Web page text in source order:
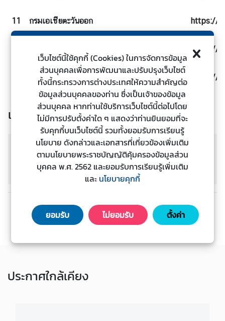
ะ
ย
11 กรมเอเชียตะวันออก https://
https://
กรมความร่วมมือระหว่างประเทศ https://
เอกสารประกอบ
2568_URL_ศูนย์ข้อมูลข่าวสาร
อิเล็กทรอนิกส์ของหน่วยงาน
ต่าง_ๆ_(เผยแพร่).pdf
ดาวน์โหลด
ก่อนหน้า ถัดไป
ประกาศใกล้เคียง
เว็บไซต์นี้ใช้คุกกี้ (Cookies) ในการจัดการข้อมูล
ส่วนบุคคลเพื่อการพัฒนาและปรับปรุงเว็บไซต์
ทั้งนี้กระทรวงการต่างประเทศให้ความสำคัญต่อ
ข้อมูลส่วนบุคคลของท่าน ซึ่งเป็นเจ้าของข้อมูล
ส่วนบุคคล หากท่านใช้บริการเว็บไซต์นี้ต่อไปโดย
ไม่มีการปรับตั้งค่าใด ๆ แสดงว่าท่านยินยอมที่จะ
รับคุกกี้บนเว็บไซต์นี้ รวมทั้งยอมรับการเรียนรู้
นโยบาย ดังกล่าวและเอกสารที่เกี่ยวข้องเพิ่มเติม
ตามนโยบายพระราชบัญญัติคุ้มครองข้อมูลส่วน
บุคคล พ.ศ. 2562 และยอมรับการเรียนรู้เพิ่มเติม
และ นโยบายคุกกี้
ยอมรับ ไม่ยอมรับ ตั้งค่า